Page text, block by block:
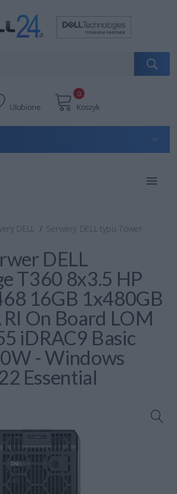
Ulubione Koszyk
0
DELL Serwery DELL typu Tower
DELL
T360 8x3.5 HP
16GB 1x480GB
RI On Board LOM
iDRAC9 Basic
- Windows
Essential